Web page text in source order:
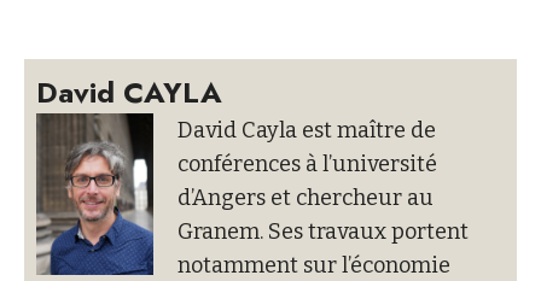
David CAYLA
David Cayla est maître de
conférences à l’université
d’Angers et chercheur au
Granem. Ses travaux portent
notamment sur l’économie